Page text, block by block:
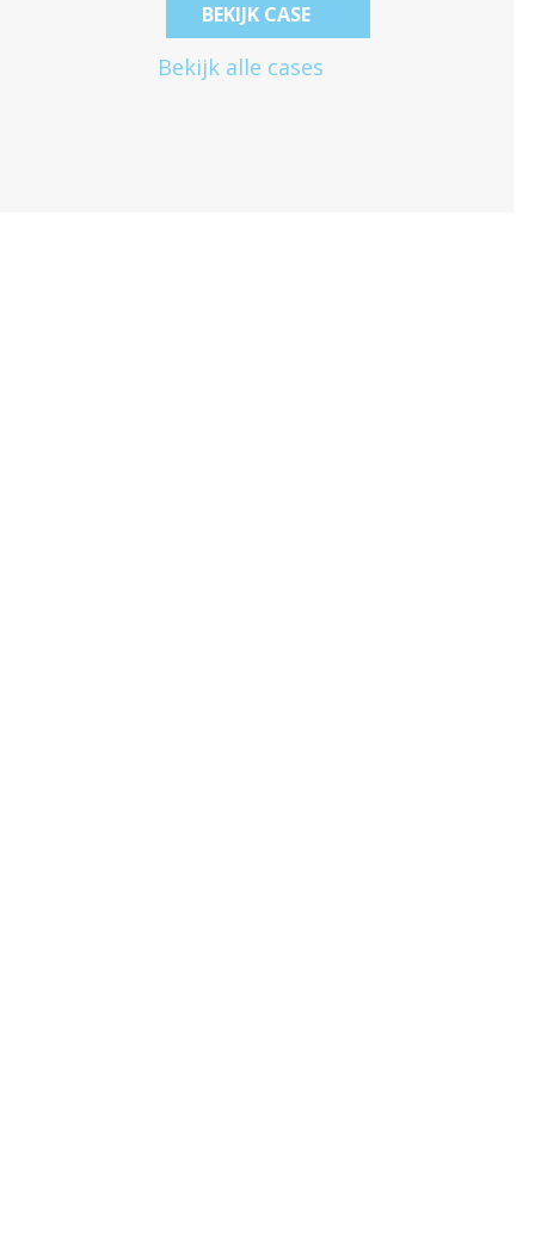
BEKIJK CASE
Bekijk alle cases